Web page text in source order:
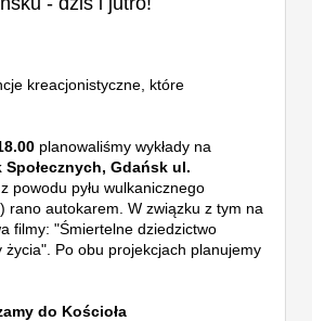
kreacjonistyczne, które
planowaliśmy wykłady na
Gdańsk ul.
powodu pyłu wulkanicznego
rano autokarem. W związku z tym na
filmy: "Śmiertelne dziedzictwo
Po obu projekcjach planujemy
do Kościoła